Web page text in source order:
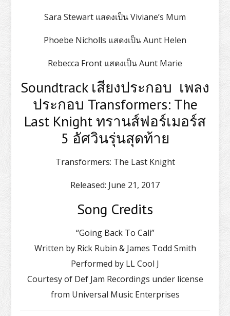
Sara Stewart แสดงเป็น Viviane’s Mum
Phoebe Nicholls แสดงเป็น Aunt Helen
Rebecca Front แสดงเป็น Aunt Marie
Soundtrack เสียงประกอบ เพลง
ประกอบ Transformers: The
Last Knight ทรานส์ฟอร์เมอร์ส
5 อัศวินรุ่นสุดท้าย
Transformers: The Last Knight
Released: June 21, 2017
Song Credits
“Going Back To Cali”
Written by Rick Rubin & James Todd Smith
Performed by LL Cool J
Courtesy of Def Jam Recordings under license
from Universal Music Enterprises